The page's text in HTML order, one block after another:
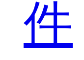
件